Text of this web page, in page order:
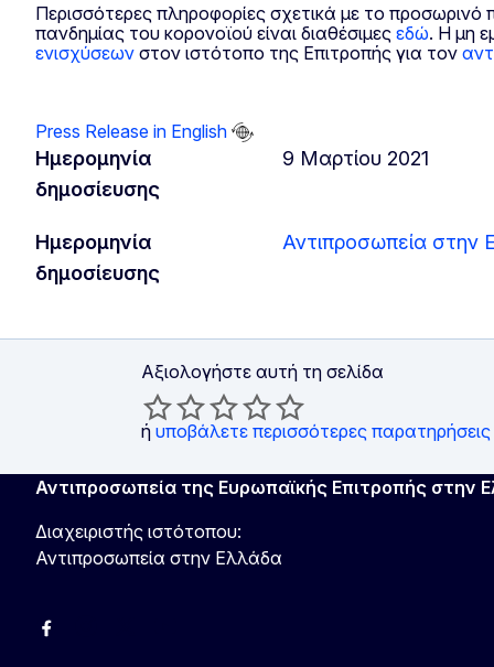
Περισσότερες πληροφορίες σχετικά με το προσωρινό
πανδημίας του κορονοϊού είναι διαθέσιμες εδώ. Η μη
ενισχύσεων στον ιστότοπο της Επιτροπής για τον
Press Release in English
Ημερομηνία
δημοσίευσης
9 Μαρτίου 2021
Ημερομηνία
δημοσίευσης
Αντιπροσωπεία στην
Αξιολογήστε αυτή τη σελίδα
ή υποβάλετε περισσότερες παρατηρήσεις
Αντιπροσωπεία της Ευρωπαϊκής Επιτροπής στην
Διαχειριστής ιστότοπου:
Αντιπροσωπεία στην Ελλάδα
Facebook